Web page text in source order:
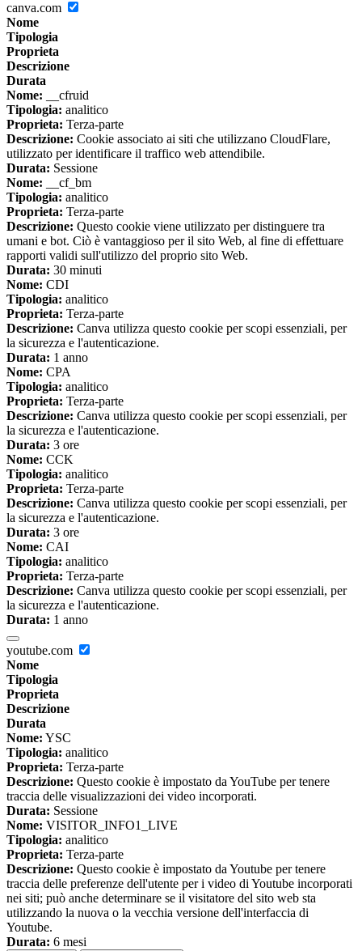
canva.com
Nome
Tipologia
Proprieta
Descrizione
Durata
Nome: __cfruid
Tipologia: analitico
Proprieta: Terza-parte
Descrizione: Cookie associato ai siti che utilizzano CloudFlare,
utilizzato per identificare il traffico web attendibile.
Durata: Sessione
Nome: __cf_bm
Tipologia: analitico
Proprieta: Terza-parte
Descrizione: Questo cookie viene utilizzato per distinguere tra
umani e bot. Ciò è vantaggioso per il sito Web, al fine di effettuare
rapporti validi sull'utilizzo del proprio sito Web.
Durata: 30 minuti
Nome: CDI
Tipologia: analitico
Proprieta: Terza-parte
Descrizione: Canva utilizza questo cookie per scopi essenziali, per
la sicurezza e l'autenticazione.
Durata: 1 anno
Nome: CPA
Tipologia: analitico
Proprieta: Terza-parte
Descrizione: Canva utilizza questo cookie per scopi essenziali, per
la sicurezza e l'autenticazione.
Durata: 3 ore
Nome: CCK
Tipologia: analitico
Proprieta: Terza-parte
Descrizione: Canva utilizza questo cookie per scopi essenziali, per
la sicurezza e l'autenticazione.
Durata: 3 ore
Nome: CAI
Tipologia: analitico
Proprieta: Terza-parte
Descrizione: Canva utilizza questo cookie per scopi essenziali, per
la sicurezza e l'autenticazione.
Durata: 1 anno
youtube.com
Nome
Tipologia
Proprieta
Descrizione
Durata
Nome: YSC
Tipologia: analitico
Proprieta: Terza-parte
Descrizione: Questo cookie è impostato da YouTube per tenere
traccia delle visualizzazioni dei video incorporati.
Durata: Sessione
Nome: VISITOR_INFO1_LIVE
Tipologia: analitico
Proprieta: Terza-parte
Descrizione: Questo cookie è impostato da Youtube per tenere
traccia delle preferenze dell'utente per i video di Youtube incorporati
nei siti; può anche determinare se il visitatore del sito web sta
utilizzando la nuova o la vecchia versione dell'interfaccia di
Youtube.
Durata: 6 mesi